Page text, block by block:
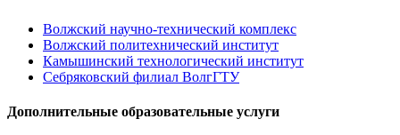
Волжский научно-технический комплекс
Волжский политехнический институт
Камышинский технологический институт
Себряковский филиал ВолгГТУ
Дополнительные образовательные услуги